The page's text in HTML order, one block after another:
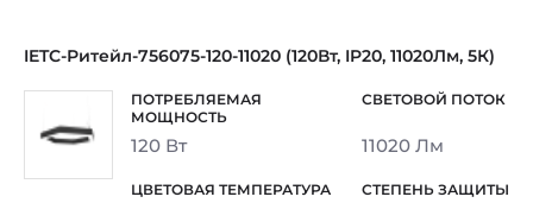
IETC-Ритейл-756075-120-11020 (120Вт, IP20, 11020Лм, 5К)
120 Вт 11020 Лм